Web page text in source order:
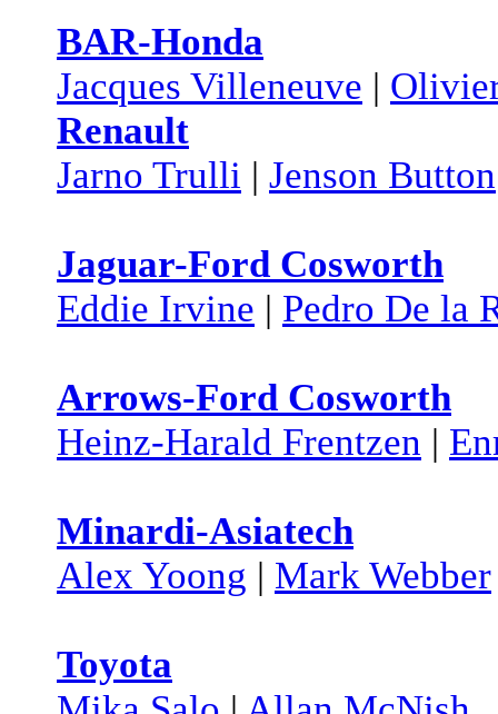
BAR-Honda
Jacques Villeneuve |
Renault
Jarno Trulli | Jenson Button
Jaguar-Ford Cosworth
Eddie Irvine | Pedro De la
Arrows-Ford Cosworth
Heinz-Harald Frentzen |
Minardi-Asiatech
Alex Yoong | Mark Webber
Toyota